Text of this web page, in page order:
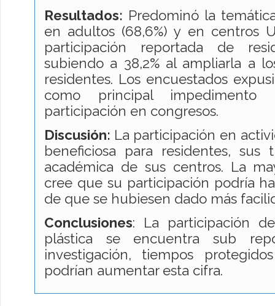
Resultados: Predominó la
en adultos (68,6%) y en centros
participación reportada de
subiendo a 38,2% al ampliarla a
residentes. Los encuestados
como principal
participación en congresos.
Discusión: La participación en
beneficiosa para residentes,
académica de sus centros. La
cree que su participación podría
de que se hubiesen dado más
Conclusiones: La participación
plástica se encuentra sub
investigación, tiempos
podrían aumentar esta cifra.